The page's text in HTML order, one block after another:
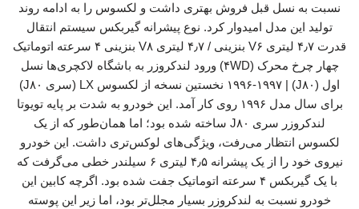
نسبت به نسل قبل فروش بهتری داشت و لکسوس را به ادامه روند
تولید این مدل امیدوار کرد. نوع پیشرانه گیربکس سیستم انتقال
قدرت ۴٫۷ لیتری V۶ بنزینی / ۴٫۷ لیتری V۸ بنزینی ۴ سرعته اتوماتیک
چهار چرخ محرک (۴WD) ورود لندکروزر به باشگاه لاکچری‌ها نسل
اول (J۸۰) | ۱۹۹۶-۱۹۹۷ نخستین نسخه از لکسوس LX (سری J۸۰)
برای سال مدل ۱۹۹۶ روی کار آمد. این خودرو به شدت بر پایه تویوتا
لندکروزر سری J۸۰ ساخته شده بود؛ اما همان‌طور که از یک
لکسوس انتظار می‌رفت، ویژگی‌های لوکس‌تری داشت. این خودرو
نیروی خود را از یک پیشرانه ۴٫۵ لیتری ۶ سیلندر خطی می‌گرفت که
با یک گیربکس ۴ سرعته اتوماتیک جفت شده بود. اگرچه کابین این
خودرو نسبت به لندکروزر بسیار مجلل‌تر بود، اما زیر این پوسته